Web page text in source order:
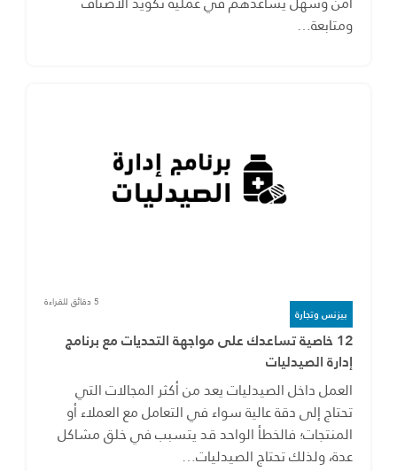
ومتابعة…
بيزنس وتجارة
5 دقائق للقراءة
12 خاصية تساعدك على مواجهة التحديات مع برنامج
إدارة الصيدليات
العمل داخل الصيدليات يعد من أكثر المجالات التي
تحتاج إلى دقة عالية سواء في التعامل مع العملاء أو
المنتجات؛ فالخطأ الواحد قد يتسبب في خلق مشاكل
عدة، ولذلك تحتاج الصيدليات…